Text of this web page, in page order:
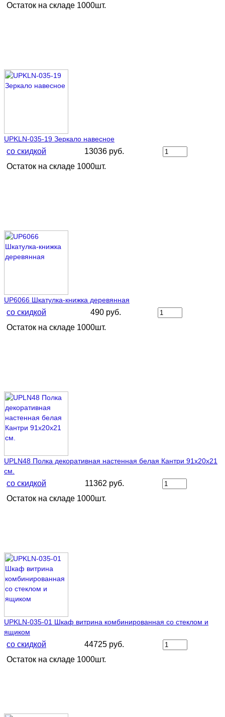
Остаток на складе 1000шт.
UPKLN-035-19 Зеркало навесное
со скидкой
13036 руб.
Остаток на складе 1000шт.
UP6066 Шкатулка-книжка деревянная
со скидкой
490 руб.
Остаток на складе 1000шт.
UPLN48 Полка декоративная настенная белая Кантри 91х20х21
см.
со скидкой
11362 руб.
Остаток на складе 1000шт.
UPKLN-035-01 Шкaф витрина комбинированная со стеклом и
ящиком
со скидкой
44725 руб.
Остаток на складе 1000шт.